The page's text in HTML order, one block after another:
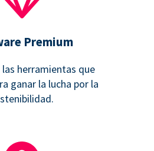
Premium
las herramientas que
ganar la lucha por la